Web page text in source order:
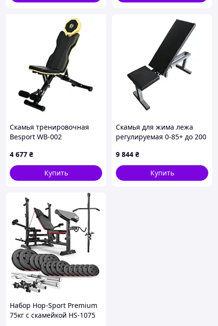
Скамья тренировочная
Besport WB-002
пресса
4 677 ₴
Купить
Скамья для жима лежа
регулируемая 0-85+ до 200
9 844 ₴
Купить
Набор Hop-Sport Premium
75кг с скамейкой HS-1075